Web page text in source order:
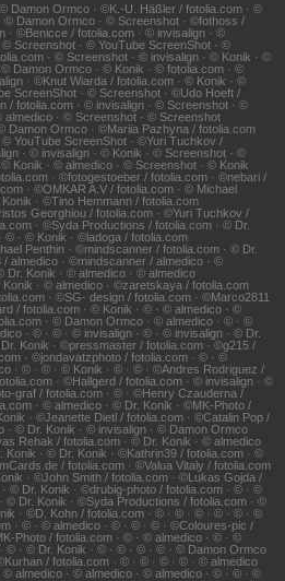
Damon Ormco · ©K.-U. Häßler / fotolia.com · ©
© Damon Ormco · © Screenshot · ©fothoss /
· ©Benicce / fotolia.com · © invisalign · ©
Screenshot · © YouTube ScreenShot · ©
· © Screenshot · © invisalign · © Konik · ©
Damon Ormco · © Konik · © fotolia.com · ©
· ©Knut Wiarda / fotolia.com · © Konik · ©
ScreenShot · © Screenshot · ©Udo Hoeft /
/ fotolia.com · © invisalign · © Screenshot · ©
almedico · © Screenshot · © Screenshot
Damon Ormco · ©Mariia Pazhyna / fotolia.com
YouTube ScreenShot · ©Yuri Tuchkov /
· © invisalign · © Konik · © Screenshot · ©
Konik · © almedico · © Screenshot · © Konik
· ©fotogestoeber / fotolia.com · ©nebari /
· ©OMKAR A.V / fotolia.com · © Michael
· ©Tino Hemmann / fotolia.com
Georghiou / fotolia.com · ©Yuri Tuchkov /
· ©Syda Productions / fotolia.com · © Dr.
© · © Konik · ©ladoga / fotolia.com
Penthin · ©mindscanner / fotolia.com · © Dr.
almedico · ©mindscanner / almedico · ©
Dr. Konik · © almedico · © almedico
· © almedico · ©zaretskaya / fotolia.com
· ©SG- design / fotolia.com · ©Marco2811
/ fotolia.com · © Konik · © · © almedico · ©
· © Damon Ormco · © almedico · © · ©
· © · © · © invisalign · © · © invisalign · © Dr.
Konik · ©pressmaster / fotolia.com · ©g215 /
· ©jondavatzphoto / fotolia.com · © · ©
· © · © · © Konik · © · © · ©Andres Rodriguez /
· ©Hallgerd / fotolia.com · © invisalign · ©
graf / fotolia.com · © · ©Henry Czauderna /
· © almedico · © Dr. Konik · ©MK-Photo /
· ©Jeanette Dietl / fotolia.com · ©Catalin Pop /
· © Dr. Konik · © invisalign · © Damon Ormco
Rehak / fotolia.com · © Dr. Konik · © almedico
Konik · © Dr. Konik · ©Kathrin39 / fotolia.com · ©
/ fotolia.com · ©Valua Vitaly / fotolia.com
· ©John Smith / fotolia.com · ©Lukas Gojda /
© Dr. Konik · ©drubig-photo / fotolia.com · © · ©
© Dr. Konik · ©Syda Productions / fotolia.com · ©
· ©D. Kohn / fotolia.com · © · © · © · © · © · ©
· © · © almedico · © · © · © · ©Coloures-pic /
Photo / fotolia.com · © · © almedico · © · ©
© · © Dr. Konik · © · © · © · © · © Damon Ormco
/ fotolia.com · © · © · © · © · © almedico
almedico · © almedico · © almedico · © · © · ©